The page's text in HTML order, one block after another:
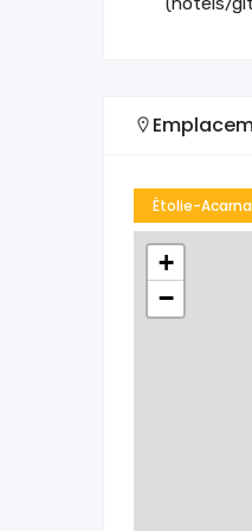
Étolie-
+
−